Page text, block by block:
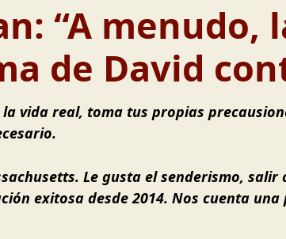
“A menudo,
de David
vida real, toma tus propias
Le gusta el senderismo, salir
exitosa desde 2014. Nos cuenta